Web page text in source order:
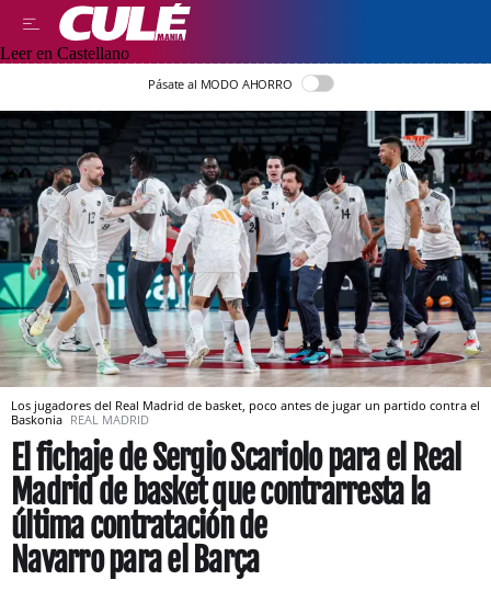
Leer en Castellano
Pásate al MODO AHORRO
Los jugadores del Real Madrid de basket, poco antes de jugar un partido contra el
Baskonia REAL MADRID
El fichaje de Sergio Scariolo para el Real
Madrid de basket que contrarresta la
última contratación de
Navarro para el Barça